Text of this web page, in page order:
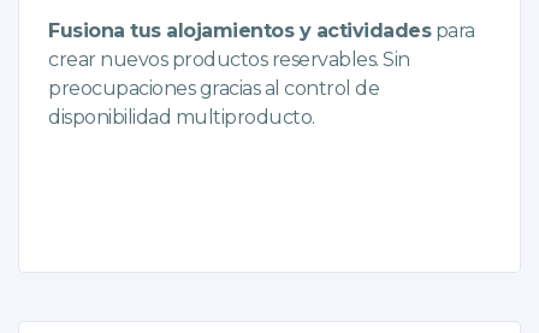
Fusiona tus alojamientos y actividadespara
crear nuevos productos reservables. Sin
preocupaciones gracias al control de
disponibilidad multiproducto.